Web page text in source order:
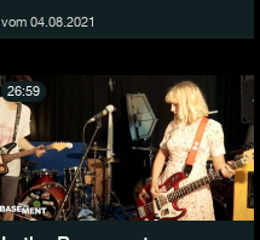
vom 04.08.2021
26:59